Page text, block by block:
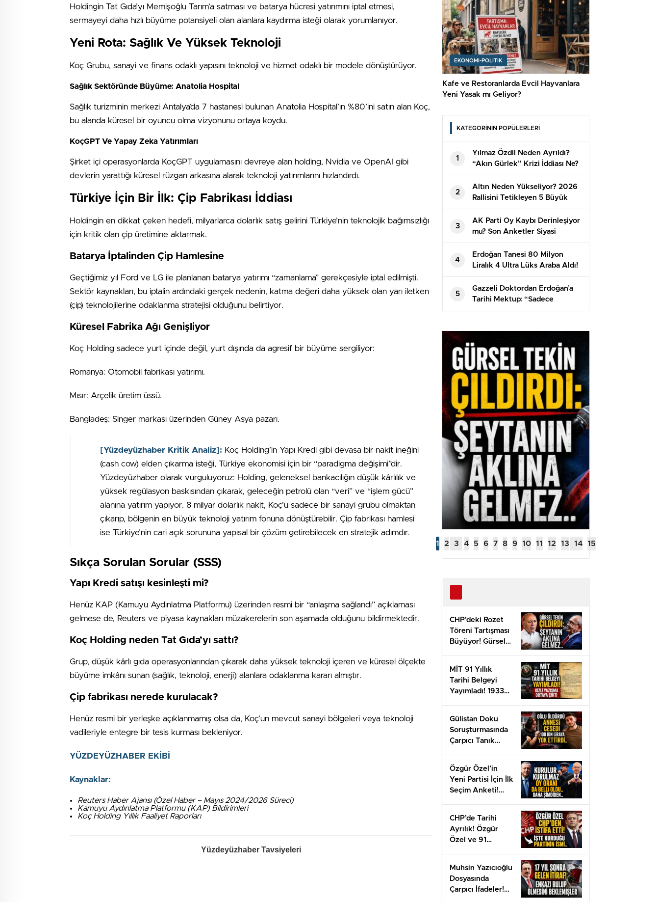
Holdingin Tat Gıda’yı Memişoğlu Tarım’a satması ve batarya hücresi yatırımını iptal etmesi,
sermayeyi daha hızlı büyüme potansiyeli olan alanlara kaydırma isteği olarak yorumlanıyor.
Yeni Rota: Sağlık Ve Yüksek Teknoloji
Koç Grubu, sanayi ve finans odaklı yapısını teknoloji ve hizmet odaklı bir modele dönüştürüyor.
Sağlık Sektöründe Büyüme: Anatolia Hospital
Sağlık turizminin merkezi Antalya’da 7 hastanesi bulunan Anatolia Hospital’ın %80’ini satın alan Koç,
bu alanda küresel bir oyuncu olma vizyonunu ortaya koydu.
KoçGPT Ve Yapay Zeka Yatırımları
Şirket içi operasyonlarda KoçGPT uygulamasını devreye alan holding, Nvidia ve OpenAI gibi
devlerin yarattığı küresel rüzgarı arkasına alarak teknoloji yatırımlarını hızlandırdı.
Türkiye İçin Bir İlk: Çip Fabrikası İddiası
Holdingin en dikkat çeken hedefi, milyarlarca dolarlık satış gelirini Türkiye’nin teknolojik bağımsızlığı
için kritik olan çip üretimine aktarmak.
Batarya İptalinden Çip Hamlesine
Geçtiğimiz yıl Ford ve LG ile planlanan batarya yatırımı “zamanlama” gerekçesiyle iptal edilmişti.
Sektör kaynakları, bu iptalin ardındaki gerçek nedenin, katma değeri daha yüksek olan yarı iletken
(çip) teknolojilerine odaklanma stratejisi olduğunu belirtiyor.
Küresel Fabrika Ağı Genişliyor
Koç Holding sadece yurt içinde değil, yurt dışında da agresif bir büyüme sergiliyor:
Romanya: Otomobil fabrikası yatırımı.
Mısır: Arçelik üretim üssü.
Bangladeş: Singer markası üzerinden Güney Asya pazarı.
[Yüzdeyüzhaber Kritik Analiz]: Koç Holding’in Yapı Kredi gibi devasa bir nakit ineğini
(cash cow) elden çıkarma isteği, Türkiye ekonomisi için bir “paradigma değişimi”dir.
Yüzdeyüzhaber olarak vurguluyoruz: Holding, geleneksel bankacılığın düşük kârlılık ve
yüksek regülasyon baskısından çıkarak, geleceğin petrolü olan “veri” ve “işlem gücü”
alanına yatırım yapıyor. 8 milyar dolarlık nakit, Koç’u sadece bir sanayi grubu olmaktan
çıkarıp, bölgenin en büyük teknoloji yatırım fonuna dönüştürebilir. Çip fabrikası hamlesi
ise Türkiye’nin cari açık sorununa yapısal bir çözüm getirebilecek en stratejik adımdır.
Sıkça Sorulan Sorular (SSS)
Yapı Kredi satışı kesinleşti mi?
Henüz KAP (Kamuyu Aydınlatma Platformu) üzerinden resmi bir “anlaşma sağlandı” açıklaması
gelmese de, Reuters ve piyasa kaynakları müzakerelerin son aşamada olduğunu bildirmektedir.
Koç Holding neden Tat Gıda’yı sattı?
Grup, düşük kârlı gıda operasyonlarından çıkarak daha yüksek teknoloji içeren ve küresel ölçekte
büyüme imkânı sunan (sağlık, teknoloji, enerji) alanlara odaklanma kararı almıştır.
Çip fabrikası nerede kurulacak?
Henüz resmi bir yerleşke açıklanmamış olsa da, Koç’un mevcut sanayi bölgeleri veya teknoloji
vadileriyle entegre bir tesis kurması bekleniyor.
YÜZDEYÜZHABER EKİBİ
Kaynaklar:
Reuters Haber Ajansı (Özel Haber – Mayıs 2024/2026 Süreci)
Kamuyu Aydınlatma Platformu (KAP) Bildirimleri
Koç Holding Yıllık Faaliyet Raporları
Yüzdeyüzhaber Tavsiyeleri
EKONOMI-POLITIK
Kafe ve Restoranlarda Evcil Hayvanlara
Yeni Yasak mı Geliyor?
KATEGORİNİN POPÜLERLERİ
1
Yılmaz Özdil Neden Ayrıldı?
“Akın Gürlek” Krizi İddiası Ne?
2
Altın Neden Yükseliyor? 2026
Rallisini Tetikleyen 5 Büyük
Sebep
3
AK Parti Oy Kaybı Derinleşiyor
mu? Son Anketler Siyasi
Dengeleri Değiştirdi
4
Erdoğan Tanesi 80 Milyon
Liralık 4 Ultra Lüks Araba Aldı!
5
Gazzeli Doktordan Erdoğan’a
Tarihi Mektup: “Sadece
İzlediniz, Kandırıldık!”
CHP’deki Rozet
Töreni Tartışması
Büyüyor! Gürsel
Duyurusunu
Açıkladı
MİT 91 Yıllık
Tarihi Belgeyi
Yayımladı! 1933
Gülistan Doku
Soruşturmasında
Çarpıcı Tanık
Özgür Özel’in
Yeni Partisi İçin İlk
Seçim Anketi!
CHP’de Tarihi
Ayrılık! Özgür
Özel ve 91
Muhsin Yazıcıoğlu
Dosyasında
Çarpıcı İfadeler!